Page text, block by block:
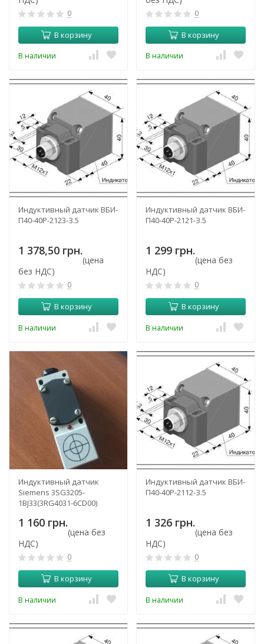
0
В корзину
В наличии
0
В корзину
В наличии
Индуктивный датчик ВБИ-
П40-40Р-2123-З.5
1 378,50 грн.
(цена
без НДС)
0
В корзину
В наличии
Индуктивный датчик ВБИ-
П40-40Р-2121-З.5
1 299 грн.
(цена без
НДС)
0
В корзину
В наличии
Индуктивный датчик
Siemens 3SG3205-
1BJ33(3RG4031-6CD00)
1 160 грн.
(цена без
НДС)
0
В корзину
В наличии
Индуктивный датчик ВБИ-
П40-40Р-2112-З.5
1 326 грн.
(цена без
НДС)
0
В корзину
В наличии